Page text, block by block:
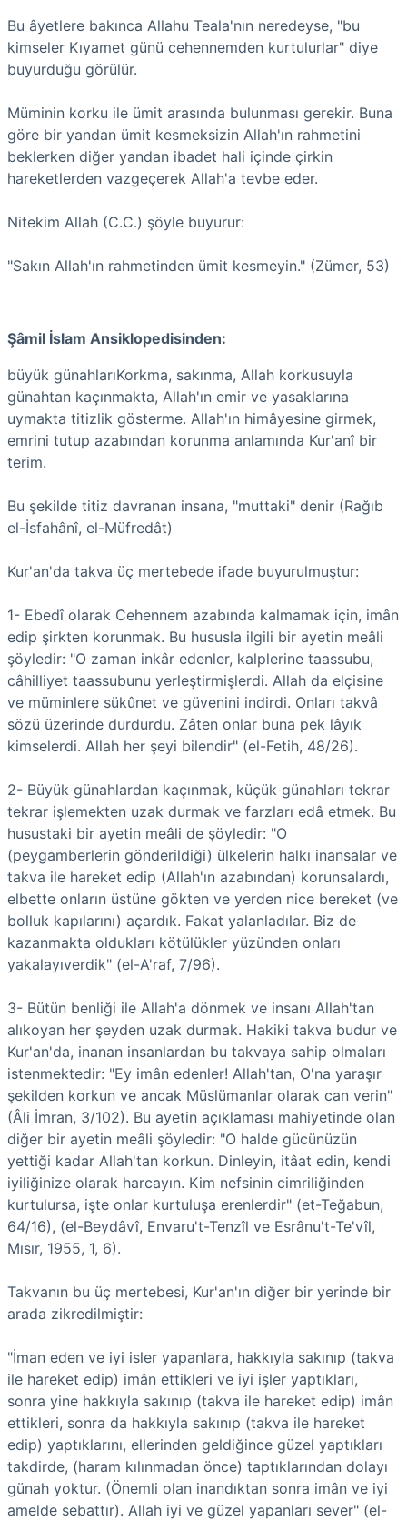
Bu âyetlere bakınca Allahu Teala'nın neredeyse, "bu
kimseler Kıyamet günü cehennemden kurtulurlar" diye
buyurduğu görülür.
Müminin korku ile ümit arasında bulunması gerekir. Buna
göre bir yandan ümit kesmeksizin Allah'ın rahmetini
beklerken diğer yandan ibadet hali içinde çirkin
hareketlerden vazgeçerek Allah'a tevbe eder.
Nitekim Allah (C.C.) şöyle buyurur:
"Sakın Allah'ın rahmetinden ümit kesmeyin." (Zümer, 53)
Şâmil İslam Ansiklopedisinden:
büyük günahlarıKorkma, sakınma, Allah korkusuyla
günahtan kaçınmakta, Allah'ın emir ve yasaklarına
uymakta titizlik gösterme. Allah'ın himâyesine girmek,
emrini tutup azabından korunma anlamında Kur'anî bir
terim.
Bu şekilde titiz davranan insana, "muttaki" denir (Rağıb
el-İsfahânî, el-Müfredât)
Kur'an'da takva üç mertebede ifade buyurulmuştur:
1- Ebedî olarak Cehennem azabında kalmamak için, imân
edip şirkten korunmak. Bu hususla ilgili bir ayetin meâli
şöyledir: "O zaman inkâr edenler, kalplerine taassubu,
câhilliyet taassubunu yerleştirmişlerdi. Allah da elçisine
ve müminlere sükûnet ve güvenini indirdi. Onları takvâ
sözü üzerinde durdurdu. Zâten onlar buna pek lâyık
kimselerdi. Allah her şeyi bilendir" (el-Fetih, 48/26).
2- Büyük günahlardan kaçınmak, küçük günahları tekrar
tekrar işlemekten uzak durmak ve farzları edâ etmek. Bu
husustaki bir ayetin meâli de şöyledir: "O
(peygamberlerin gönderildiği) ülkelerin halkı inansalar ve
takva ile hareket edip (Allah'ın azabından) korunsalardı,
elbette onların üstüne gökten ve yerden nice bereket (ve
bolluk kapılarını) açardık. Fakat yalanladılar. Biz de
kazanmakta oldukları kötülükler yüzünden onları
yakalayıverdik" (el-A'raf, 7/96).
3- Bütün benliği ile Allah'a dönmek ve insanı Allah'tan
alıkoyan her şeyden uzak durmak. Hakiki takva budur ve
Kur'an'da, inanan insanlardan bu takvaya sahip olmaları
istenmektedir: "Ey imân edenler! Allah'tan, O'na yaraşır
şekilden korkun ve ancak Müslümanlar olarak can verin"
(Âli İmran, 3/102). Bu ayetin açıklaması mahiyetinde olan
diğer bir ayetin meâli şöyledir: "O halde gücünüzün
yettiği kadar Allah'tan korkun. Dinleyin, itâat edin, kendi
iyiliğinize olarak harcayın. Kim nefsinin cimriliğinden
kurtulursa, işte onlar kurtuluşa erenlerdir" (et-Teğabun,
64/16), (el-Beydâvî, Envaru't-Tenzîl ve Esrânu't-Te'vîl,
Mısır, 1955, 1, 6).
Takvanın bu üç mertebesi, Kur'an'ın diğer bir yerinde bir
arada zikredilmiştir:
"İman eden ve iyi isler yapanlara, hakkıyla sakınıp (takva
ile hareket edip) imân ettikleri ve iyi işler yaptıkları,
sonra yine hakkıyla sakınıp (takva ile hareket edip) imân
ettikleri, sonra da hakkıyla sakınıp (takva ile hareket
edip) yaptıklarını, ellerinden geldiğince güzel yaptıkları
takdirde, (haram kılınmadan önce) taptıklarından dolayı
günah yoktur. (Önemli olan inandıktan sonra imân ve iyi
amelde sebattır). Allah iyi ve güzel yapanları sever" (el-